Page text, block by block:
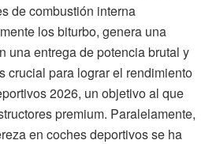
de combustión interna
los biturbo, genera una
una entrega de potencia brutal y
crucial para lograr el rendimiento
2026, un objetivo al que
premium. Paralelamente,
en coches deportivos se ha